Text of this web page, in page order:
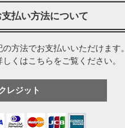
支払い方法について
の方法でお支払いいただけます。
くはこちらをご覧ください。
レジット